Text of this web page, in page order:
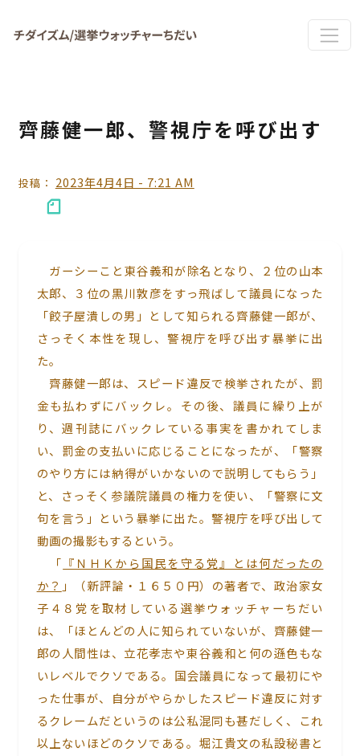
齊藤健一郎、警視庁を呼び出す
投稿： 2023年4月4日 - 7:21 AM
ガーシーこと東谷義和が除名となり、２位の山本
太郎、３位の黒川敦彦をすっ飛ばして議員になった
「餃子屋潰しの男」として知られる齊藤健一郎が、
さっそく本性を現し、警視庁を呼び出す暴挙に出
た。
齊藤健一郎は、スピード違反で検挙されたが、罰
金も払わずにバックレ。その後、議員に繰り上が
り、週刊誌にバックレている事実を書かれてしま
い、罰金の支払いに応じることになったが、「警察
のやり方には納得がいかないので説明してもらう」
と、さっそく参議院議員の権力を使い、「警察に文
句を言う」という暴挙に出た。警視庁を呼び出して
動画の撮影もするという。
「 『ＮＨＫから国民を守る党』とは何だったの
か？ 」（新評論・１６５０円）の著者で、政治家女
子４８党を取材している選挙ウォッチャーちだい
は、「ほとんどの人に知られていないが、齊藤健一
郎の人間性は、立花孝志や東谷義和と何の遜色もな
いレベルでクソである。国会議員になって最初にや
った仕事が、自分がやらかしたスピード違反に対す
るクレームだというのは公私混同も甚だしく、これ
以上ないほどのクソである。堀江貴文の私設秘書と